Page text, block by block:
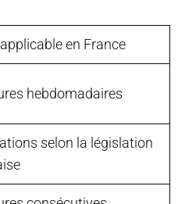
en France
hebdomadaires
selon la législation